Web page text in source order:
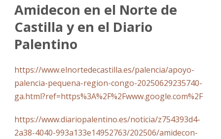
Amidecon en el Norte de
Castilla y en el Diario
Palentino
https://www.elnortedecastilla.es/palencia/apoyo-
palencia-pequena-region-congo-20250629235740-
ga.html?ref=https%3A%2F%2Fwww.google.com%2F
https://www.diariopalentino.es/noticia/z754393d4-
2a38-4040-993a133e14952763/202506/amidecon-